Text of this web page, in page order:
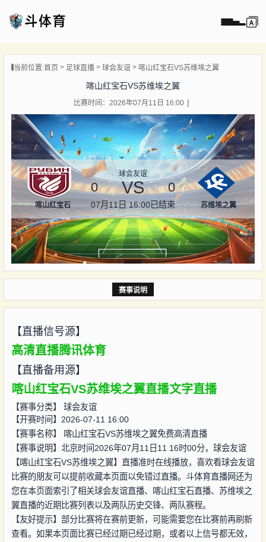
播
像
闻
当前位置:首页 足球直播 球会友谊 喀山红宝石VS苏维埃之翼
喀山红宝石VS苏维埃之翼
比赛时间：2026年07月11日 16:00
喀山红宝石
球会友谊
0 VS 0
07月11日 16:00已结束 苏维埃之翼
赛事说明
【直播信号源】
高清直播腾讯体育
【直播备用源】
喀山红宝石VS苏维埃之翼直播 文字直播
【赛事分类】 球会友谊
【开赛时间】2026-07-11 16:00
【赛事名称】
喀山红宝石VS苏维埃之翼免费高清直播
【赛事说明】北京时间2026年07月11日11 16时00分，球会友谊
【喀山红宝石VS苏维埃之翼】直播准时在线播放，喜欢看球会友谊
比赛的朋友可以提前收藏本页面以免错过直播。斗体育直播网还为
您在本页面索引了相关球会友谊直播、喀山红宝石直播、苏维埃之
翼直播的近期比赛列表以及两队历史交锋、两队赛程。
【友好提示】部分比赛将在赛前更新，可能需要您在比赛前再刷新
查看。如果本页面比赛已经过期已经过期，或者以上信号都无效，